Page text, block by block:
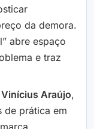
da demora.
abre espaço
e traz
Vinícius Araújo,
de prática em